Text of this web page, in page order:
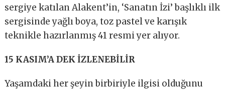
sergiye katılan Alakent’in, ‘Sanatın İzi’ başlıklı ilk
sergisinde yağlı boya, toz pastel ve karışık
teknikle hazırlanmış 41 resmi yer alıyor.
15 KASIM’A DEK İZLENEBİLİR
Yaşamdaki her şeyin birbiriyle ilgisi olduğunu